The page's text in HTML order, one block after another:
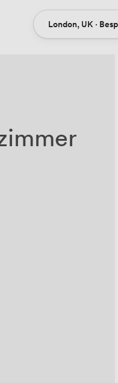
OrtLondon, UK ·